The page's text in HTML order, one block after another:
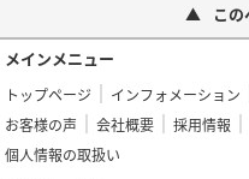
こ
メインメニュー
トップページ インフォメーション
お客様の声
会社概要 採用情報
個人情報の取扱い